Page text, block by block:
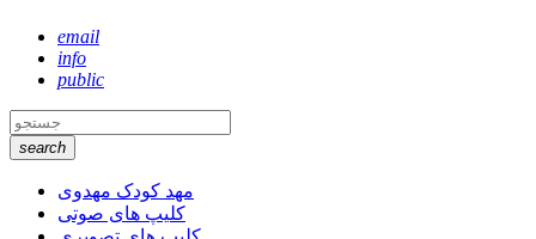
email
info
public
search
مهد کودک مهدوی
کلیپ های صوتی